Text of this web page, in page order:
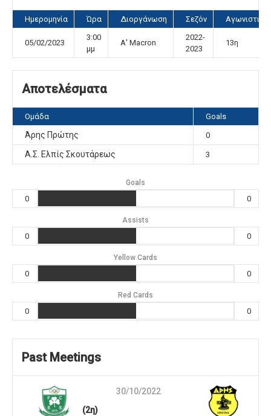
Ημερομηνία Ώρα Διοργάνωση Σεζόν Αγωνιστική
05/02/2023
3:00
μμ
Α' Macron
2022-
2023
13η
Αποτελέσματα
Ομάδα Goals
Άρης Πρώτης 0
Α.Σ. Ελπίς Σκουτάρεως 3
Goals
0 0
Assists
0 0
Yellow Cards
0 0
Red Cards
0 0
Past Meetings
30/10/2022
(2η)